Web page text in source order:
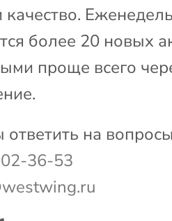
качество.
более 20 новых
проще всего
на
36-53